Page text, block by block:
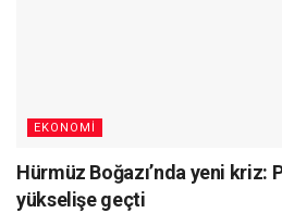
EKONOMI
Hürmüz Boğazı’nda yeni kriz:
yükselişe geçti